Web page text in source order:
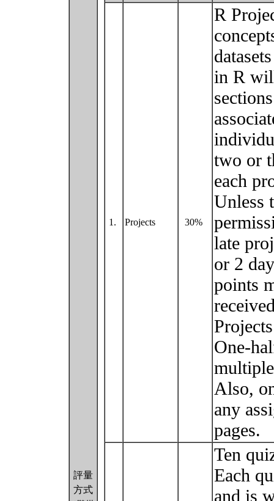
評量
方式
1. Projects 30%
R
in R
two or
each
Unless
late
or 2
points
One-
Also,
any
pages.
Ten
Each
and is